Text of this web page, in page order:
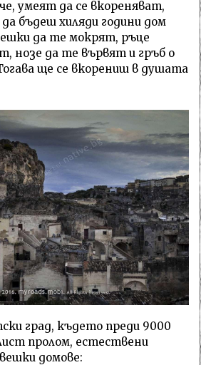
умеят да се вкореняват,
бъдеш хиляди години дом
да те мокрят, ръце
нозе да те вървят и гръб о
ще се вкорениш в душата
град, където преди 9000
пролом, естествени
домове: